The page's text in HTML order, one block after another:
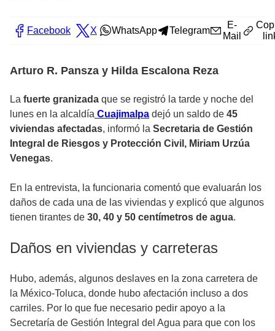
Facebook X WhatsApp Telegram
E-
Mail
Arturo R. Pansza y Hilda Escalona Reza
La fuerte granizada que se registró la tarde y noche del
lunes en la alcaldía Cuajimalpa dejó un saldo de 45
viviendas afectadas, informó la Secretaria de Gestión
Integral de Riesgos y Protección Civil, Miriam Urzúa
Venegas.
En la entrevista, la funcionaria comentó que evaluarán los
daños de cada una de las viviendas y explicó que algunos
tienen tirantes de 30, 40 y 50 centímetros de agua.
Daños en viviendas y carreteras
Hubo, además, algunos deslaves en la zona carretera de
la México-Toluca, donde hubo afectación incluso a dos
carriles. Por lo que fue necesario pedir apoyo a la
Secretaría de Gestión Integral del Agua para que con los